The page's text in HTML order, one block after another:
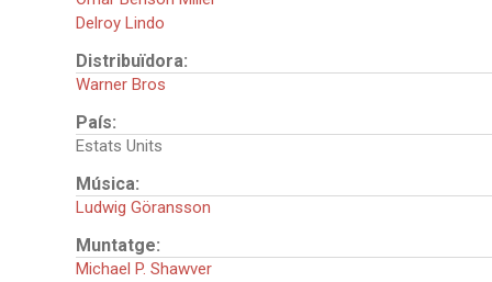
Delroy Lindo
Distribuïdora:
Warner Bros
País:
Estats Units
Música:
Ludwig Göransson
Muntatge:
Michael P. Shawver